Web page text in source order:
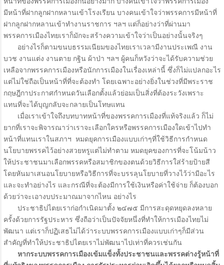
มีหน้าที่ฝากลูกฝากหลานเข้าโรงเรียน บางคนเข้าใจว่าพรรคการมีหน้าที่
ฝากลูกฝากหลานเข้าทำงานราชการ ฯลฯ แต่ก็อย่างว่าที่ผ่านมา
พรรคการเมืองไทยเราก็มักจะสร้างความเข้าใจว่าเป็นอย่างนั้นจริงๆ
อย่างไรก็ตามขนบธรรมเนียมของไทยเราเวลามีงานประเพณี งาน
บวช งานแต่ง งานตาย กฐิน ผ้าป่า ฯลฯ ผู้คนก็หวังว่าจะได้รับความช่วย
เหลือจากพรรคการเมืองหรือนักการเมืองในเรื่องเหล่านี้ ซึ่งก็ไม่แปลกอะไร
แต่ไม่ใช่ถือเป็นหน้าที่ที่จะต้องทำ โดยเฉพาะอย่างยิ่งในช่วงที่มีพระราช
กฤษฎีกาประกาศกำหนดวันเลือกตั้งแล้วย่อมเป็นสิ่งที่ต้องระวังเพราะ
แทนที่จะได้บุญกลับจะกลายเป็นโทษแทน
เมื่อเราเข้าใจถึงบทบาทหน้าที่ของพรรคการเมืองที่แท้จริงแล้ว ก็ไม่
ยากที่เราจะพิจารณาว่าเราจะเลือกใครหรือพรรคการเมืองใดเข้าไปทำ
หน้าที่แทนเราในสภาฯ หมดยุคการเมืองแบบเก่าๆที่ใช้วิธีการกำหนด
นโยบายพรรคไว้อย่างสวยหรูแต่ไม่ทำตาม หมดยุคของการที่จะโน้มน้าว
ให้ประชาชนมาเลือกพรรคหรือสมาชิกของตนด้วยวิธีการใส่ร้ายป้ายสี
โดยหันมาเสนอนโยบายหรือวิธีการที่จะบรรลุนโยบายที่วางไว้ว่ามีอะไร
และจะทำอย่างไร และกรณีที่จะต้องมีการใช้เงินหรือค่าใช้จ่าย ก็ต้องบอก
ด้วยว่าจะเอางบประมาณมาจากไหน อย่างไร
ประชาธิปไตยเราก่อกำเนิดมาตั้ง ๒๔๗๕ มีการสะดุดหยุดลงหลาย
ครั้งด้วยการรัฐประหาร ซึ่งถือว่าเป็นปัจจัยหนึ่งที่ทำให้การเมืองไทยไม่
พัฒนา แต่เราก็ปฏิเสธไม่ได้ว่าระบบพรรคการเมืองแบบเก่าๆก็มีส่วน
สำคัญที่ทำให้ประชาธิปไตยเราไม่พัฒนาไปเท่าที่ควรเช่นกัน
หากระบบพรรคการเมืองเข้มแข็งทั้งประชาชนและพรรคต่างรู้หน้าที่